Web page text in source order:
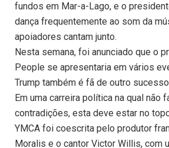
fundos em Mar-a-Lago, e o
dança frequentemente ao som da
apoiadores cantam junto.
Nesta semana, foi anunciado que o
People se apresentaria em vários
Trump também é fã de outro
Em uma carreira política na qual não
contradições, esta deve estar no
YMCA foi coescrita pelo produtor
Moralis e o cantor Victor Willis, com